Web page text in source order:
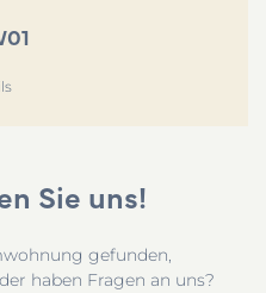
Sie uns!
gefunden,
haben Fragen an uns?